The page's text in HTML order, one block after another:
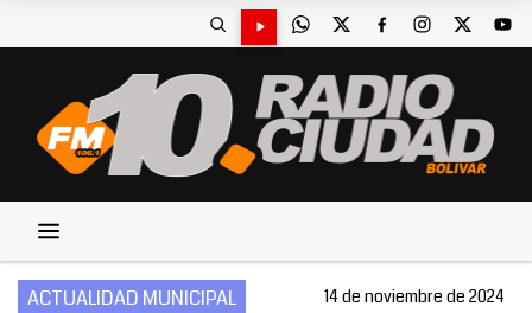
ACTUALIDAD MUNICIPAL 14 de noviembre de 2024